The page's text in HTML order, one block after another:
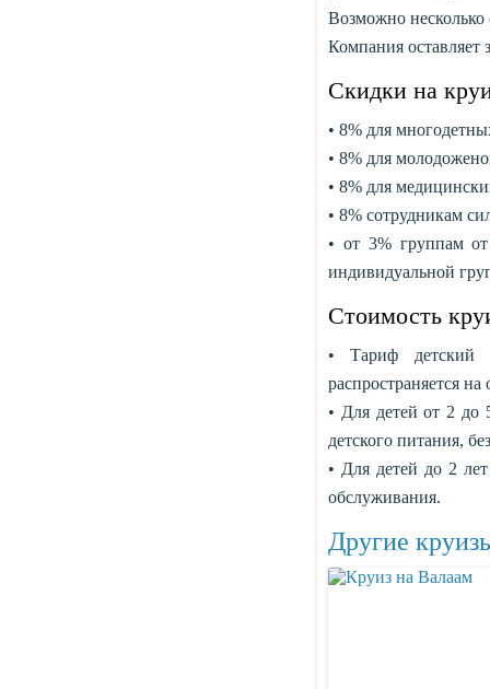
Возможно несколько
Компания оставляет
Скидки на
• 8% для
• 8% для
• 8% для
• 8% сотрудникам
• от 3% группам
индивидуальной
Стоимость
• Тариф детский
распространяется
• Для детей от 2 до
детского питания,
• Для детей до 2
обслуживания.
Другие